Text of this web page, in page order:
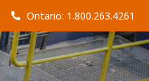
Ontario: 1.800.263.4261